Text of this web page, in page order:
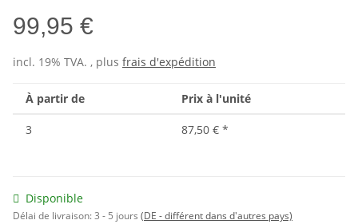
99,95 €
incl. 19% TVA. , plus frais d'expédition
À partir de Prix ​​à l'unité
3 87,50 € *
Disponible
Délai de livraison:3 - 5 jours (DE - différent dans d'autres pays)